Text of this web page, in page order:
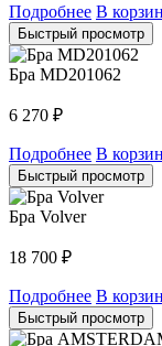
Подробнее В
Быстрый просмотр
Бра MD201062
6 270 ₽
Подробнее В
Быстрый просмотр
Бра Volver
18 700 ₽
Подробнее В
Быстрый просмотр